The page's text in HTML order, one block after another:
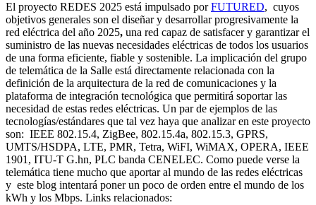
El proyecto REDES 2025 está impulsado porFUTURED, cuyos
objetivos generales son el diseñar y desarrollar progresivamente la
red eléctrica del año 2025, una red capaz de satisfacer y garantizar el
suministro de las nuevas necesidades eléctricas de todos los usuarios
de una forma eficiente, fiable y sostenible. La implicación del grupo
de telemática de la Salle está directamente relacionada con la
definición de la arquitectura de la red de comunicaciones y la
plataforma de integración tecnológica que permitirá soportar las
necesidad de estas redes eléctricas. Un par de ejemplos de las
tecnologías/estándares que tal vez haya que analizar en este proyecto
son: IEEE 802.15.4, ZigBee, 802.15.4a, 802.15.3, GPRS,
UMTS/HSDPA, LTE, PMR, Tetra, WiFI, WiMAX, OPERA, IEEE
1901, ITU-T G.hn, PLC banda CENELEC. Como puede verse la
telemática tiene mucho que aportar al mundo de las redes eléctricas
y este blog intentará poner un poco de orden entre el mundo de los
kWh y los Mbps. Links relacionados: